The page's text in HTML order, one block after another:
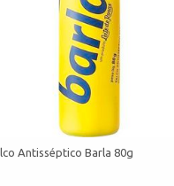
Antisséptico Barla 80g